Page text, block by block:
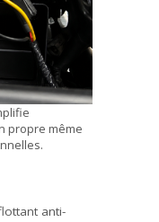
propre même
anti-